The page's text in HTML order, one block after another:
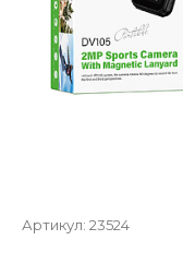
Артикул: 23524